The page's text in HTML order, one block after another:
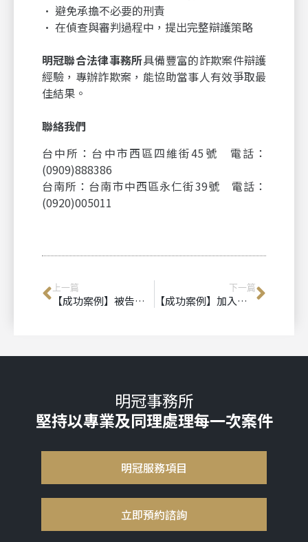
• 避免承擔不必要的刑責
• 在偵查與審判過程中，提出完整辯護策略
明冠聯合法律事務所具備豐富的詐欺案件辯護
經驗，專辦詐欺案，能協助當事人有效爭取最
佳結果。
聯絡我們
台中所：台中市西區四維街45號 電話：
(0909)888386
台南所：台南市中西區永仁街39號 電話：
(0920)005011
上一篇
【成功案例】被告妨害祕密罪，檢察官給予不起訴處分｜台中刑事律師｜台南刑事律師｜免費法律諮詢
下一篇
【成功案例】加入老人福利會，法院判決可取回資金｜台中民事律師｜台南民事律師｜免費法律諮詢
明冠事務所
堅持以專業及同理處理每一次案件
明冠服務項目
立即預約諮詢